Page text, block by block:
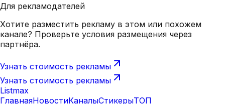
Для рекламодателей
Хотите разместить рекламу в этом или похожем
канале? Проверьте условия размещения через
партнёра.
Узнать стоимость рекламы
Узнать стоимость рекламы
Listmax
ГлавнаяНовостиКаналыСтикерыТОП